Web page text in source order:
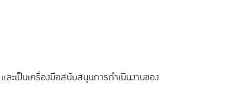
ะเป็นเครื่องมือสนับสนุนการดําเนินงานของ